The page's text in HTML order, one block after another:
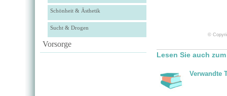
Schönheit & Ästhetik
Sucht & Drogen
Vorsorge
©
Lesen Sie auch
Verwandte